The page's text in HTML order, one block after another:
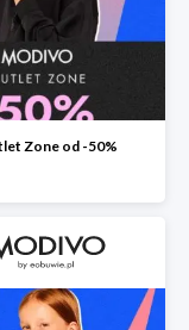
Zone od -50%